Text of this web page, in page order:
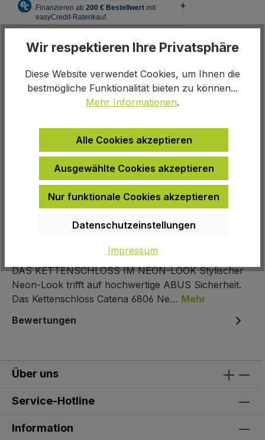
Produkt Anzahl: Gib denIn den Warenkorb
Zur Wunschliste hinzufügen
Produktnummer:101015
4003318902895
Herstellernummer: 902895
DAS KETTENSCHLOSS IM NEON-LOOK Stylischer
Neon-Look trifft auf hochwertige ABUS Sicherheit.
Das Kettenschloss Catena 6806 Ne… Mehr
Bewertungen
Über uns
Service-Hotline
Information
Wir respektieren Ihre Privatsphäre
Diese Website verwendet Cookies, um Ihnen die
bestmögliche Funktionalität bieten zu können...
Mehr Informationen.
Alle Cookies akzeptieren
Ausgewählte Cookies akzeptieren
Nur funktionale Cookies akzeptieren
Datenschutzeinstellungen
Impressum